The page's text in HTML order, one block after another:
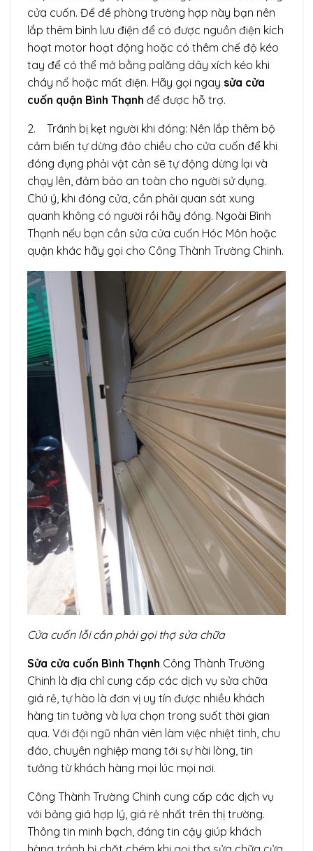
cửa cuốn. Để đề phòng trường hợp này bạn nên
lắp thêm bình lưu điện để có được nguồn điện kích
hoạt motor hoạt động hoặc có thêm chế độ kéo
tay để có thể mở bằng palăng dây xích kéo khi
cháy nổ hoặc mất điện. Hãy gọi ngay sửa cửa
cuốn quận Bình Thạnh để được hỗ trợ.
2. Tránh bị kẹt người khi đóng: Nên lắp thêm bộ
cảm biến tự dừng đảo chiều cho cửa cuốn để khi
đóng đụng phải vật cản sẽ tự động dừng lại và
chạy lên, đảm bảo an toàn cho người sử dụng.
Chú ý, khi đóng cửa, cần phải quan sát xung
quanh không có người rồi hãy đóng. Ngoài Bình
Thạnh nếu bạn cần sửa cửa cuốn Hóc Môn hoặc
quận khác hãy gọi cho Công Thành Trường Chinh.
Cửa cuốn lỗi cần phải gọi thợ sửa chữa
Sửa cửa cuốn Bình Thạnh Công Thành Trường
Chinh là địa chỉ cung cấp các dịch vụ sửa chữa
giá rẻ, tự hào là đơn vị uy tín được nhiều khách
hàng tin tưởng và lựa chọn trong suốt thời gian
qua. Với đội ngũ nhân viên làm việc nhiệt tình, chu
đáo, chuyên nghiệp mang tới sự hài lòng, tin
tưởng từ khách hàng mọi lúc mọi nơi.
Công Thành Trường Chinh cung cấp các dịch vụ
với bảng giá hợp lý, giá rẻ nhất trên thị trường.
Thông tin minh bạch, đáng tin cậy giúp khách